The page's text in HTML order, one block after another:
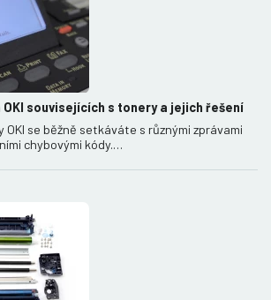
souvisejících s tonery a jejich řešení
se běžně setkáváte s různými zprávami
chybovými kódy.…